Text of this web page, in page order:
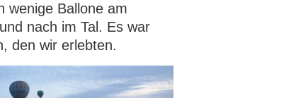
wenige Ballone am
nach im Tal. Es war
den wir erlebten.